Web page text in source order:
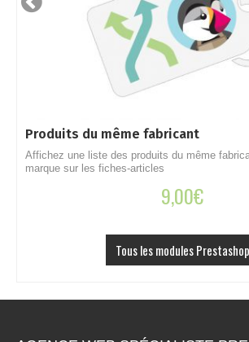
Tous les modules Prestashop
Produits du même fabricant
Affichez une liste des produits du même
marque sur les fiches-articles
9,00€